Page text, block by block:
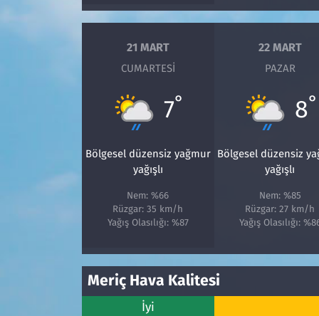
21 MART
CUMARTESI
7°
Bölgesel düzensiz yağmur
yağışlı
Nem: %66
Rüzgar: 35 km/h
Yağış Olasılığı: %87
22 MART
PAZAR
8°
Bölgesel düzensiz
yağışlı
Nem: %85
Rüzgar: 27 km/h
Yağış Olasılığı:
Meriç Hava Kalitesi
İyi
Süleymanpaşa